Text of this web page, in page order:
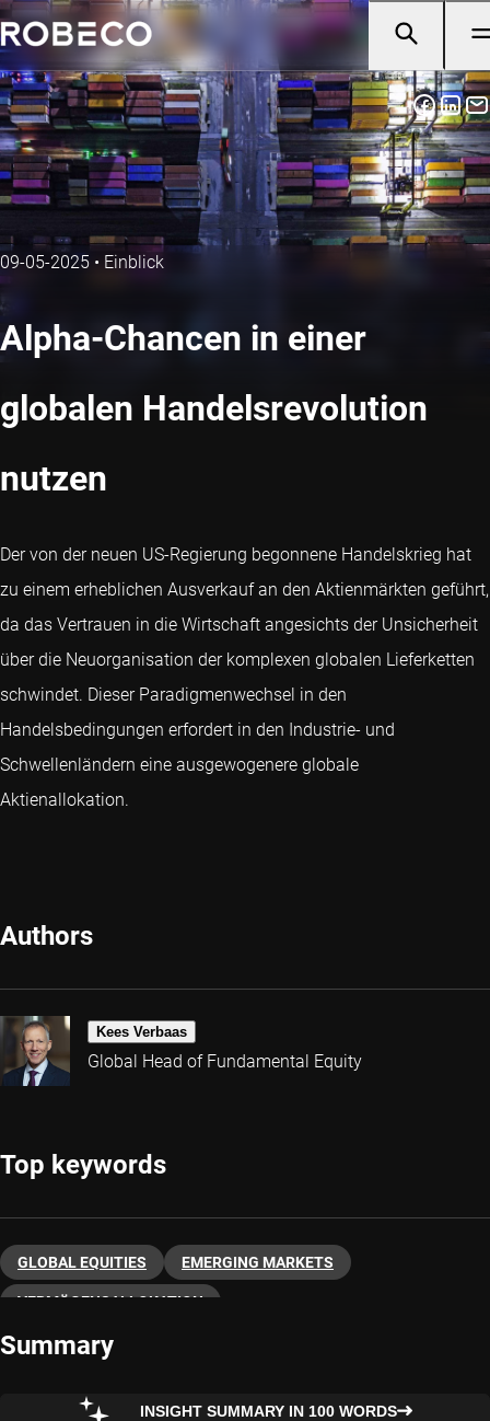
09-05-2025 • Einblick
Alpha-Chancen in einer
globalen Handelsrevolution
nutzen
Der von der neuen US-Regierung begonnene Handelskrieg hat
zu einem erheblichen Ausverkauf an den Aktienmärkten geführt,
da das Vertrauen in die Wirtschaft angesichts der Unsicherheit
über die Neuorganisation der komplexen globalen Lieferketten
schwindet. Dieser Paradigmenwechsel in den
Handelsbedingungen erfordert in den Industrie- und
Schwellenländern eine ausgewogenere globale
Aktienallokation.
Authors
Kees Verbaas
Global Head of Fundamental Equity
Top keywords
GLOBAL EQUITIES EMERGING MARKETS
VERMÖGENSALLOKATION
Summary
INSIGHT SUMMARY IN 100 WORDS